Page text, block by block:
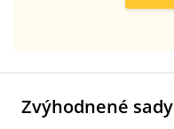
Zvýhodnené sady